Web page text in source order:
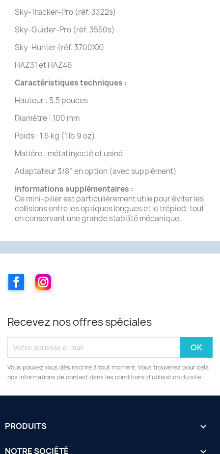
Sky-Tracker-Pro (réf. 3322s)
Sky-Guider-Pro (réf. 3550s)
Sky-Hunter (réf. 3700XX)
HAZ31 et HAZ46
Caractéristiques techniques :
Hauteur : 5,5 pouces
Diamètre : 100 mm
Poids : 1,6 kg (1 lb 9 oz)
Matière : métal injecté et usiné
Adaptateur 3/8” en option (avec supplément)
Informations supplémentaires :
Ce mini-pilier est particulièrement utile pour éviter les
collisions entre les optiques longues et le trépied, tout
en conservant une grande stabilité mécanique.
FacebookInstagram
Recevez nos offres spéciales
Vous pouvez vous désinscrire à tout moment. Vous trouverez pour cela
nos informations de contact dans les conditions d'utilisation du site.
PRODUITS 
NOTRE SOCIÉTÉ